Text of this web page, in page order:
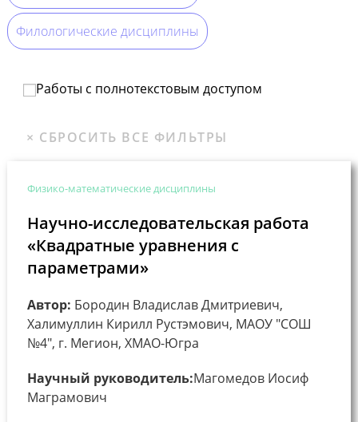
Филологические дисциплины
Работы с полнотекстовым доступом
Физико-математические дисциплины
Научно-исследовательская работа
«Квадратные уравнения с
параметрами»
Автор: Бородин Владислав Дмитриевич,
Халимуллин Кирилл Рустэмович, МАОУ "СОШ
№4", г. Мегион, ХМАО-Югра
Научный руководитель:Магомедов Иосиф
Маграмович